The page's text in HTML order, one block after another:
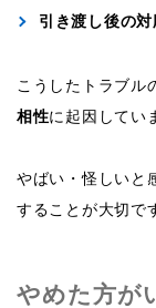
引き渡し後の
こうしたトラブル
相性に起因してい
やばい・怪しいと
することが大切で
やめた方が